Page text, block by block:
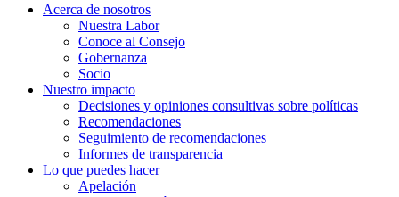
Acerca de nosotros
Nuestra Labor
Conoce al Consejo
Gobernanza
Socio
Nuestro impacto
Decisiones y opiniones consultivas sobre políticas
Recomendaciones
Seguimiento de recomendaciones
Informes de transparencia
Lo que puedes hacer
Apelación